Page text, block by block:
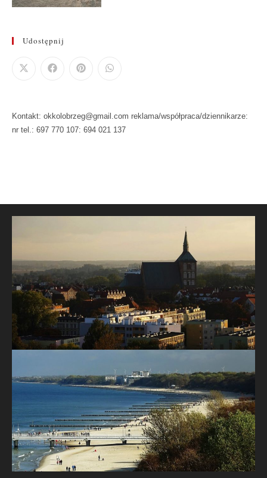
Udostępnij
Kontakt: okkolobrzeg@gmail.com reklama/współpraca/dziennikarze:
nr tel.: 697 770 107: 694 021 137